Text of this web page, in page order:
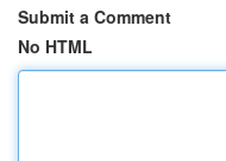
Submit a Comment
No HTML